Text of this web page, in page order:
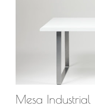
Mesa Industrial